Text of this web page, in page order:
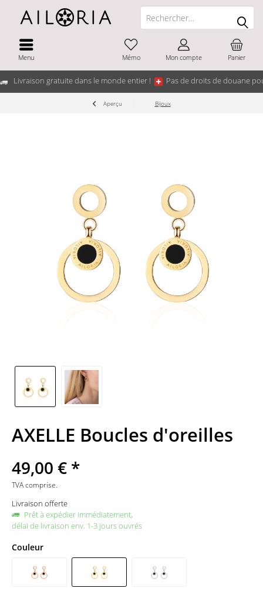
Livraison gratuite dans le monde entier ! Pas de droits de douane
Menu Panier
Mémo Mon compte
Aperçu Bijoux
AXELLE Boucles d'oreilles
49,00 € *
TVA comprise.
Livraison offerte
Prêt à expédier immédiatement,
délai de livraison env. 1-3 jours ouvrés
Couleur